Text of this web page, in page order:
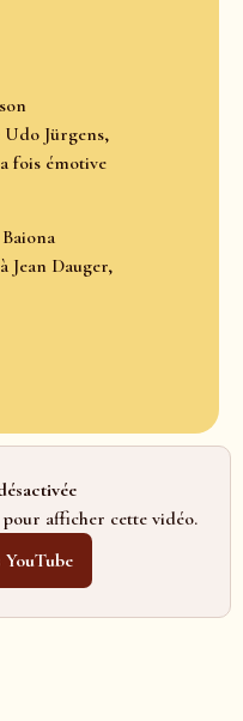
Udo Jürgens,
fois émotive
Jean Dauger,
afficher cette vidéo.